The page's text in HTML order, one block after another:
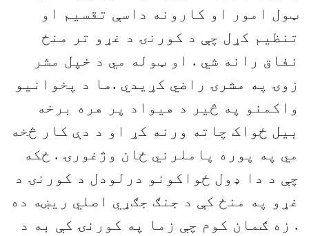
ټول امور او کارونه داسې تقسيم او
تنظيم کړل چې د کورنۍ د غړو تر منځ
نفاق رانه شي . او ټوله مي د خپل مشر
زوۍ په مشرۍ راضي کړيدي .ما د پخوانيو
واکمنو په څير د هيواد پر هره برخه
بيل ځواک چاته ورنه کړ او د دې کار څخه
مي په پوره پاملرني ځان وژغورۍ . ځکه
چې د دا ډول ځواکونو درلودل د کورنۍ د
غړو په منځ کې د جنګ جګړي اصلي ريښه ده
. زه ګمان کوم چې زما په کورنۍ کې به د